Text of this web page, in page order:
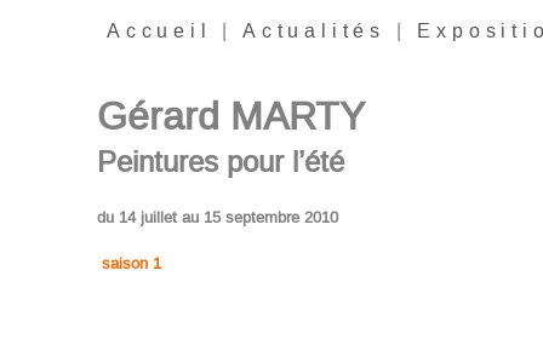
Accueil Actualités
Gérard MARTY
Peintures pour l’été
du 14 juillet au 15 septembre 2010
saison 1